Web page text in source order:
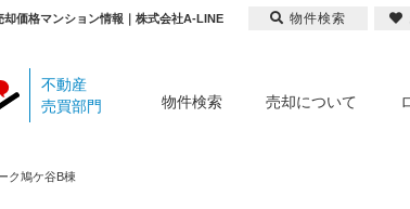
価格マンション情報｜株式会社A-LINE
不動産
売買部門
物件検索 売却について
ク鳩ケ谷B棟
物件検索